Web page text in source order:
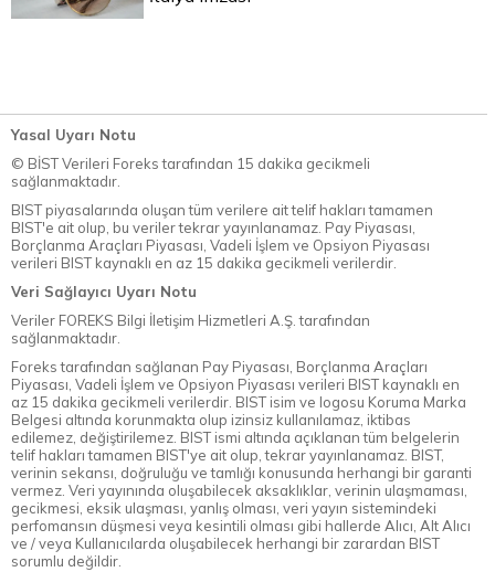
Yasal Uyarı Notu
© BİST Verileri Foreks tarafından 15 dakika gecikmeli
sağlanmaktadır.
BIST piyasalarında oluşan tüm verilere ait telif hakları tamamen
BIST'e ait olup, bu veriler tekrar yayınlanamaz. Pay Piyasası,
Borçlanma Araçları Piyasası, Vadeli İşlem ve Opsiyon Piyasası
verileri BIST kaynaklı en az 15 dakika gecikmeli verilerdir.
Veri Sağlayıcı Uyarı Notu
Veriler FOREKS Bilgi İletişim Hizmetleri A.Ş. tarafından
sağlanmaktadır.
Foreks tarafından sağlanan Pay Piyasası, Borçlanma Araçları
Piyasası, Vadeli İşlem ve Opsiyon Piyasası verileri BIST kaynaklı en
az 15 dakika gecikmeli verilerdir. BIST isim ve logosu Koruma Marka
Belgesi altında korunmakta olup izinsiz kullanılamaz, iktibas
edilemez, değiştirilemez. BIST ismi altında açıklanan tüm belgelerin
telif hakları tamamen BIST'ye ait olup, tekrar yayınlanamaz. BIST,
verinin sekansı, doğruluğu ve tamlığı konusunda herhangi bir garanti
vermez. Veri yayınında oluşabilecek aksaklıklar, verinin ulaşmaması,
gecikmesi, eksik ulaşması, yanlış olması, veri yayın sistemindeki
perfomansın düşmesi veya kesintili olması gibi hallerde Alıcı, Alt Alıcı
ve / veya Kullanıcılarda oluşabilecek herhangi bir zarardan BIST
sorumlu değildir.